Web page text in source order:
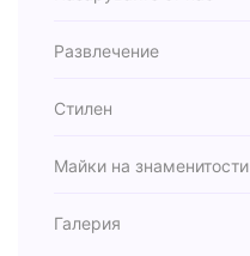
Развлечение
Стилен
Майки на знаменитости
Галерия